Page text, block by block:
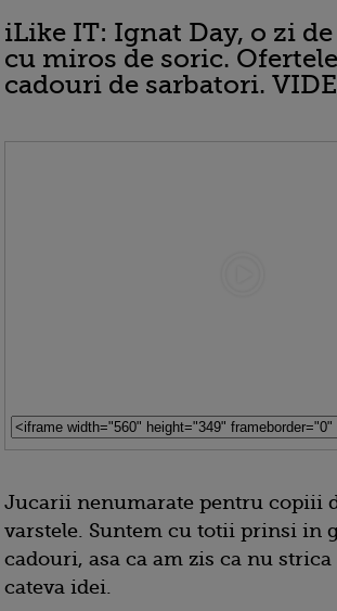
iLike IT: Ignat Day, o zi
cu miros de soric.
cadouri de sarbatori.
Jucarii nenumarate pentru copiii
varstele. Suntem cu totii prinsi in
cadouri, asa ca am zis ca nu strica
cateva idei.